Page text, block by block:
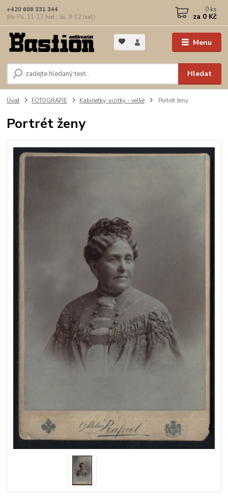
Menu
Hledat
+420 608 331 344
(Po-Pá, 11-17 hod.; So, 9-12 hod.)
0 ks
za 0 Kč
Úvod FOTOGRAFIE Kabinetky, vizitky - velké Portrét ženy
Portrét ženy